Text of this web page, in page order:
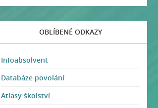
OBLÍBENÉ ODKAZY
Infoabsolvent
Databáze povolání
Atlasy školství